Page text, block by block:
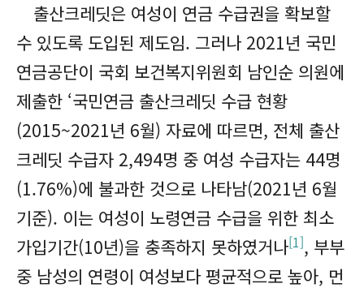
출산크레딧은 여성이 연금 수급권을 확보할
수 있도록 도입된 제도임. 그러나 2021년 국민
연금공단이 국회 보건복지위원회 남인순 의원에
제출한 ‘국민연금 출산크레딧 수급 현황
(2015~2021년 6월) 자료에 따르면, 전체 출산
크레딧 수급자 2,494명 중 여성 수급자는 44명
(1.76%)에 불과한 것으로 나타남(2021년 6월
기준). 이는 여성이 노령연금 수급을 위한 최소
가입기간(10년)을 충족하지 못하였거나[1], 부부
중 남성의 연령이 여성보다 평균적으로 높아, 먼